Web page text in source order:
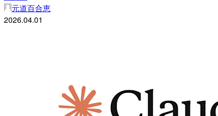
元道百合恵
2026.04.01